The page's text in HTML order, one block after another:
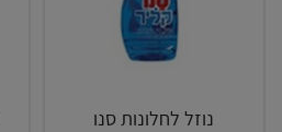
נוזל לחלונות סנו